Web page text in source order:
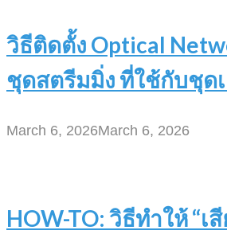
วิธีติดตั้ง Optical
ชุดสตรีมมิ่ง ที่ใช้กับชุดเ
March 6, 2026March 6, 2026
HOW-TO: วิธีทำให้ “เ